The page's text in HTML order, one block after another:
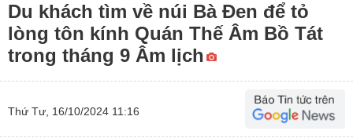
Du khách tìm về núi Bà Đen để tỏ
lòng tôn kính Quán Thế Âm Bồ Tát
trong tháng 9 Âm lịch
Thứ Tư, 16/10/2024 11:16